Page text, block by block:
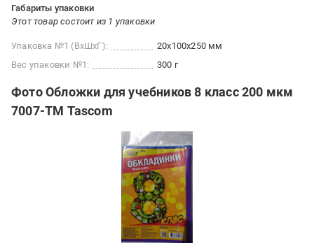
Габариты упаковки
Этот товар состоит из 1 упаковки
Упаковка №1 (ВхШхГ):
20x100x250 мм
Вес упаковки №1:
300 г
Фото Обложки для учебников 8 класс 200 мкм
7007-ТМ Tascom